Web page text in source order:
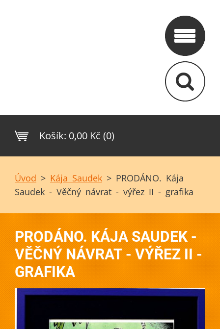
Košík: 0,00 Kč (0)
Úvod > Kája Saudek > PRODÁNO. Kája
Saudek - Věčný návrat - výřez II - grafika
PRODÁNO. KÁJA SAUDEK -
VĚČNÝ NÁVRAT - VÝŘEZ II -
GRAFIKA